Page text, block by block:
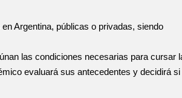
Argentina, públicas o privadas, siendo
las condiciones necesarias para cursar
evaluará sus antecedentes y decidirá si